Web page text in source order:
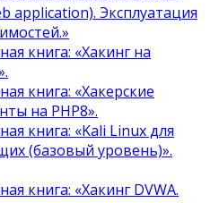
application). Эксплуатация
книга: «Хакинг на
книга: «Хакерские
на PHP8».
книга: «Kali Linux для
(базовый уровень)».
книга: «Хакинг DVWA.